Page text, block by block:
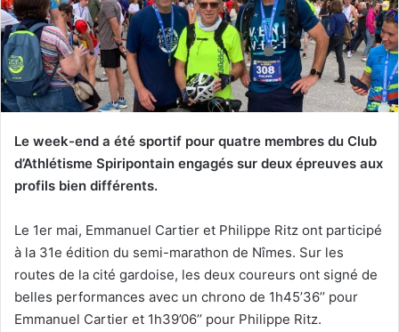
Le week-end a été sportif pour quatre membres du Club
d’Athlétisme Spiripontain engagés sur deux épreuves aux
profils bien différents.
Le 1er mai, Emmanuel Cartier et Philippe Ritz ont participé
à la 31e édition du semi-marathon de Nîmes. Sur les
routes de la cité gardoise, les deux coureurs ont signé de
belles performances avec un chrono de 1h45’36’’ pour
Emmanuel Cartier et 1h39’06’’ pour Philippe Ritz.